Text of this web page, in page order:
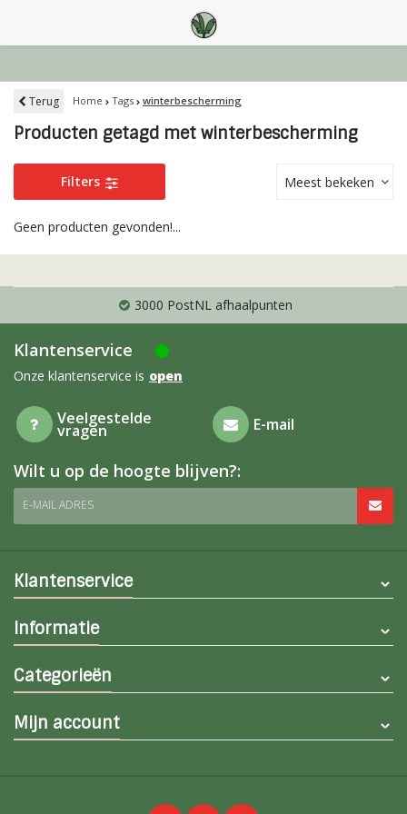
Terug Home Tags winterbescherming
Producten getagd met winterbescherming
Filters Meest bekeken
Geen producten gevonden!...
3000 PostNL afhaalpunten
Klantenservice
Onze klantenservice is open
Veelgestelde
vragen E-mail
Wilt u op de hoogte blijven?:
E-MAIL ADRES
Klantenservice
Informatie
Categorieën
Mijn account